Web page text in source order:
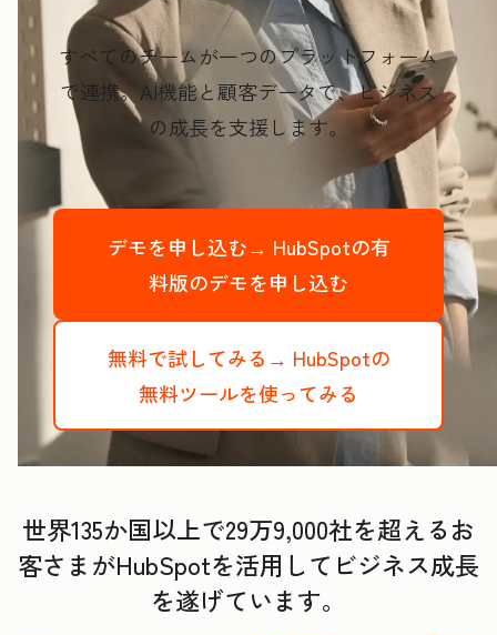
すべてのチームが一つのプラットフォーム
で連携。AI機能と顧客データで、ビジネス
の成長を支援します。
デモを申し込む→ HubSpotの有
料版のデモを申し込む
無料で試してみる→ HubSpotの
無料ツールを使ってみる
世界135か国以上で29万9,000社を超えるお
客さまがHubSpotを活用してビジネス成長
を遂げています。